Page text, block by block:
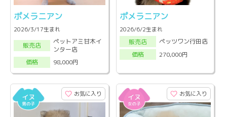
ポメラニアン
2026/3/17生まれ
販売店
ペットアミ甘木イ
ンター店
価格
98,000円
ポメラニアン
2026/6/2生まれ
販売店
ペッツワン行田店
価格
270,000円
お気に入り お気に入り